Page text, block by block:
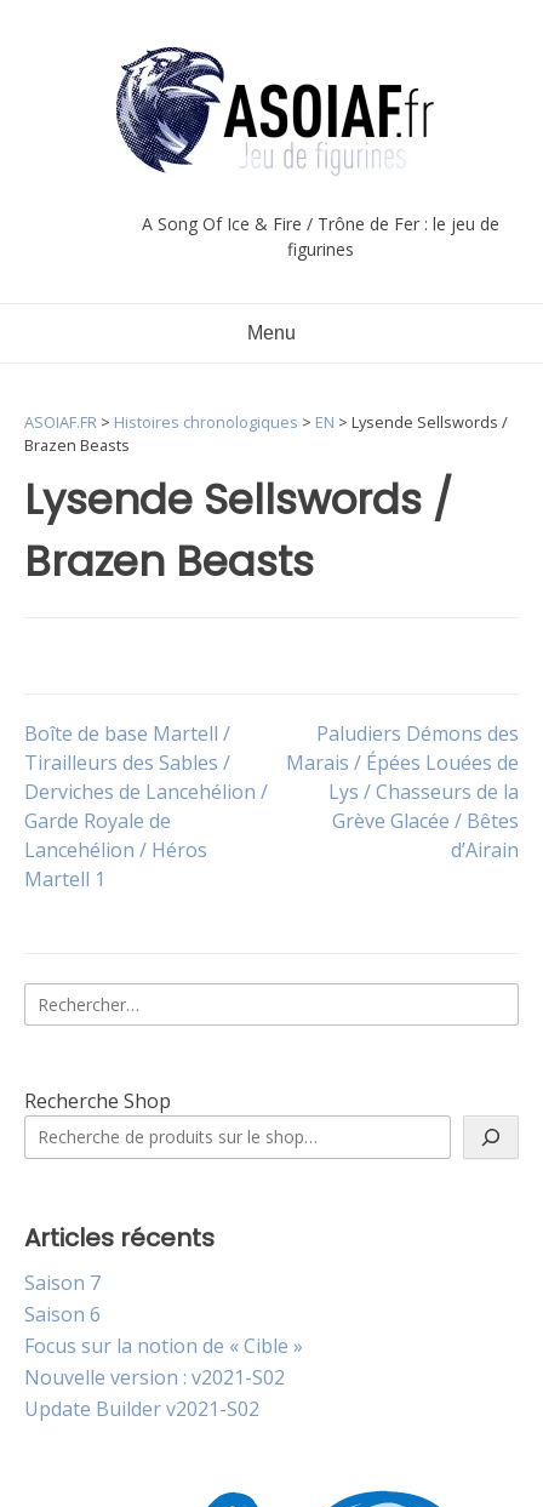
A Song Of Ice & Fire / Trône de Fer : le jeu de
figurines
Menu
Lysende Sellswords /
Brazen Beasts
ASOIAF.FR > Histoires chronologiques > EN > Lysende Sellswords /
Brazen Beasts
Navigation
de
l’article
Boîte de base Martell /
Tirailleurs des Sables /
Derviches de Lancehélion /
Garde Royale de
Lancehélion / Héros
Martell 1
Paludiers Démons des
Marais / Épées Louées de
Lys / Chasseurs de la
Grève Glacée / Bêtes
d’Airain
Rechercher :
Recherche Shop
Articles récents
Saison 7
Saison 6
Focus sur la notion de « Cible »
Nouvelle version : v2021-S02
Update Builder v2021-S02